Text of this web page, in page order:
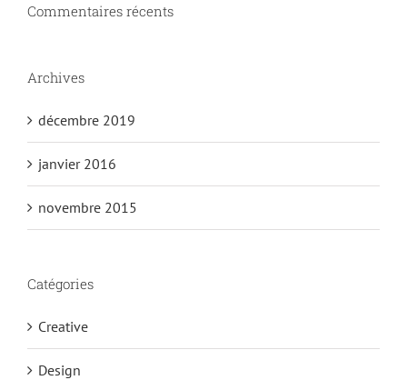
Commentaires récents
Archives
décembre 2019
janvier 2016
novembre 2015
Catégories
Creative
Design